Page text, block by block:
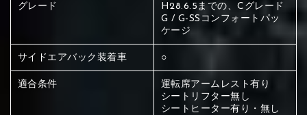
赤く塗られている場所を選択
①Black ②Gray ③Light gray
グレード
H28.6.5までの、Cグレード
G / G-SSコンフォートパッ
ケージ
サイドエアバック装着車 ○
適合条件
運転席アームレスト有り
シートリフター無し
シートヒーター有り・無し